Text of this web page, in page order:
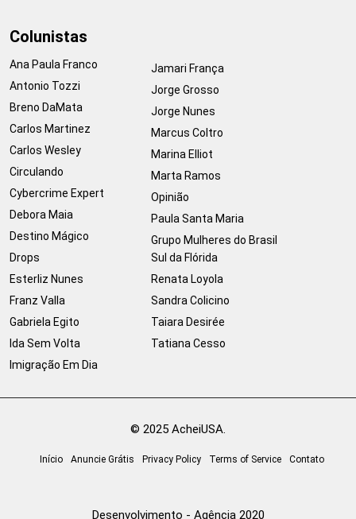
Colunistas
Ana Paula Franco
Antonio Tozzi
Breno DaMata
Carlos Martinez
Carlos Wesley
Circulando
Cybercrime Expert
Debora Maia
Destino Mágico
Drops
Esterliz Nunes
Franz Valla
Gabriela Egito
Ida Sem Volta
Imigração Em Dia
Jamari França
Jorge Grosso
Jorge Nunes
Marcus Coltro
Marina Elliot
Marta Ramos
Opinião
Paula Santa Maria
Grupo Mulheres do Brasil
Sul da Flórida
Renata Loyola
Sandra Colicino
Taiara Desirée
Tatiana Cesso
© 2025 AcheiUSA.
Início Anuncie Grátis Privacy Policy Terms of Service Contato
Desenvolvimento - Agência 2020